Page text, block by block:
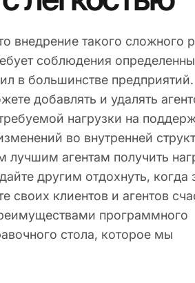
внедрение такого сложного
соблюдения
в большинстве
добавлять и удалять
нагрузки на
во внутренней
лучшим агентам получить
другим отдохнуть, когда
своих клиентов и агентов
программного
стола, которое мы